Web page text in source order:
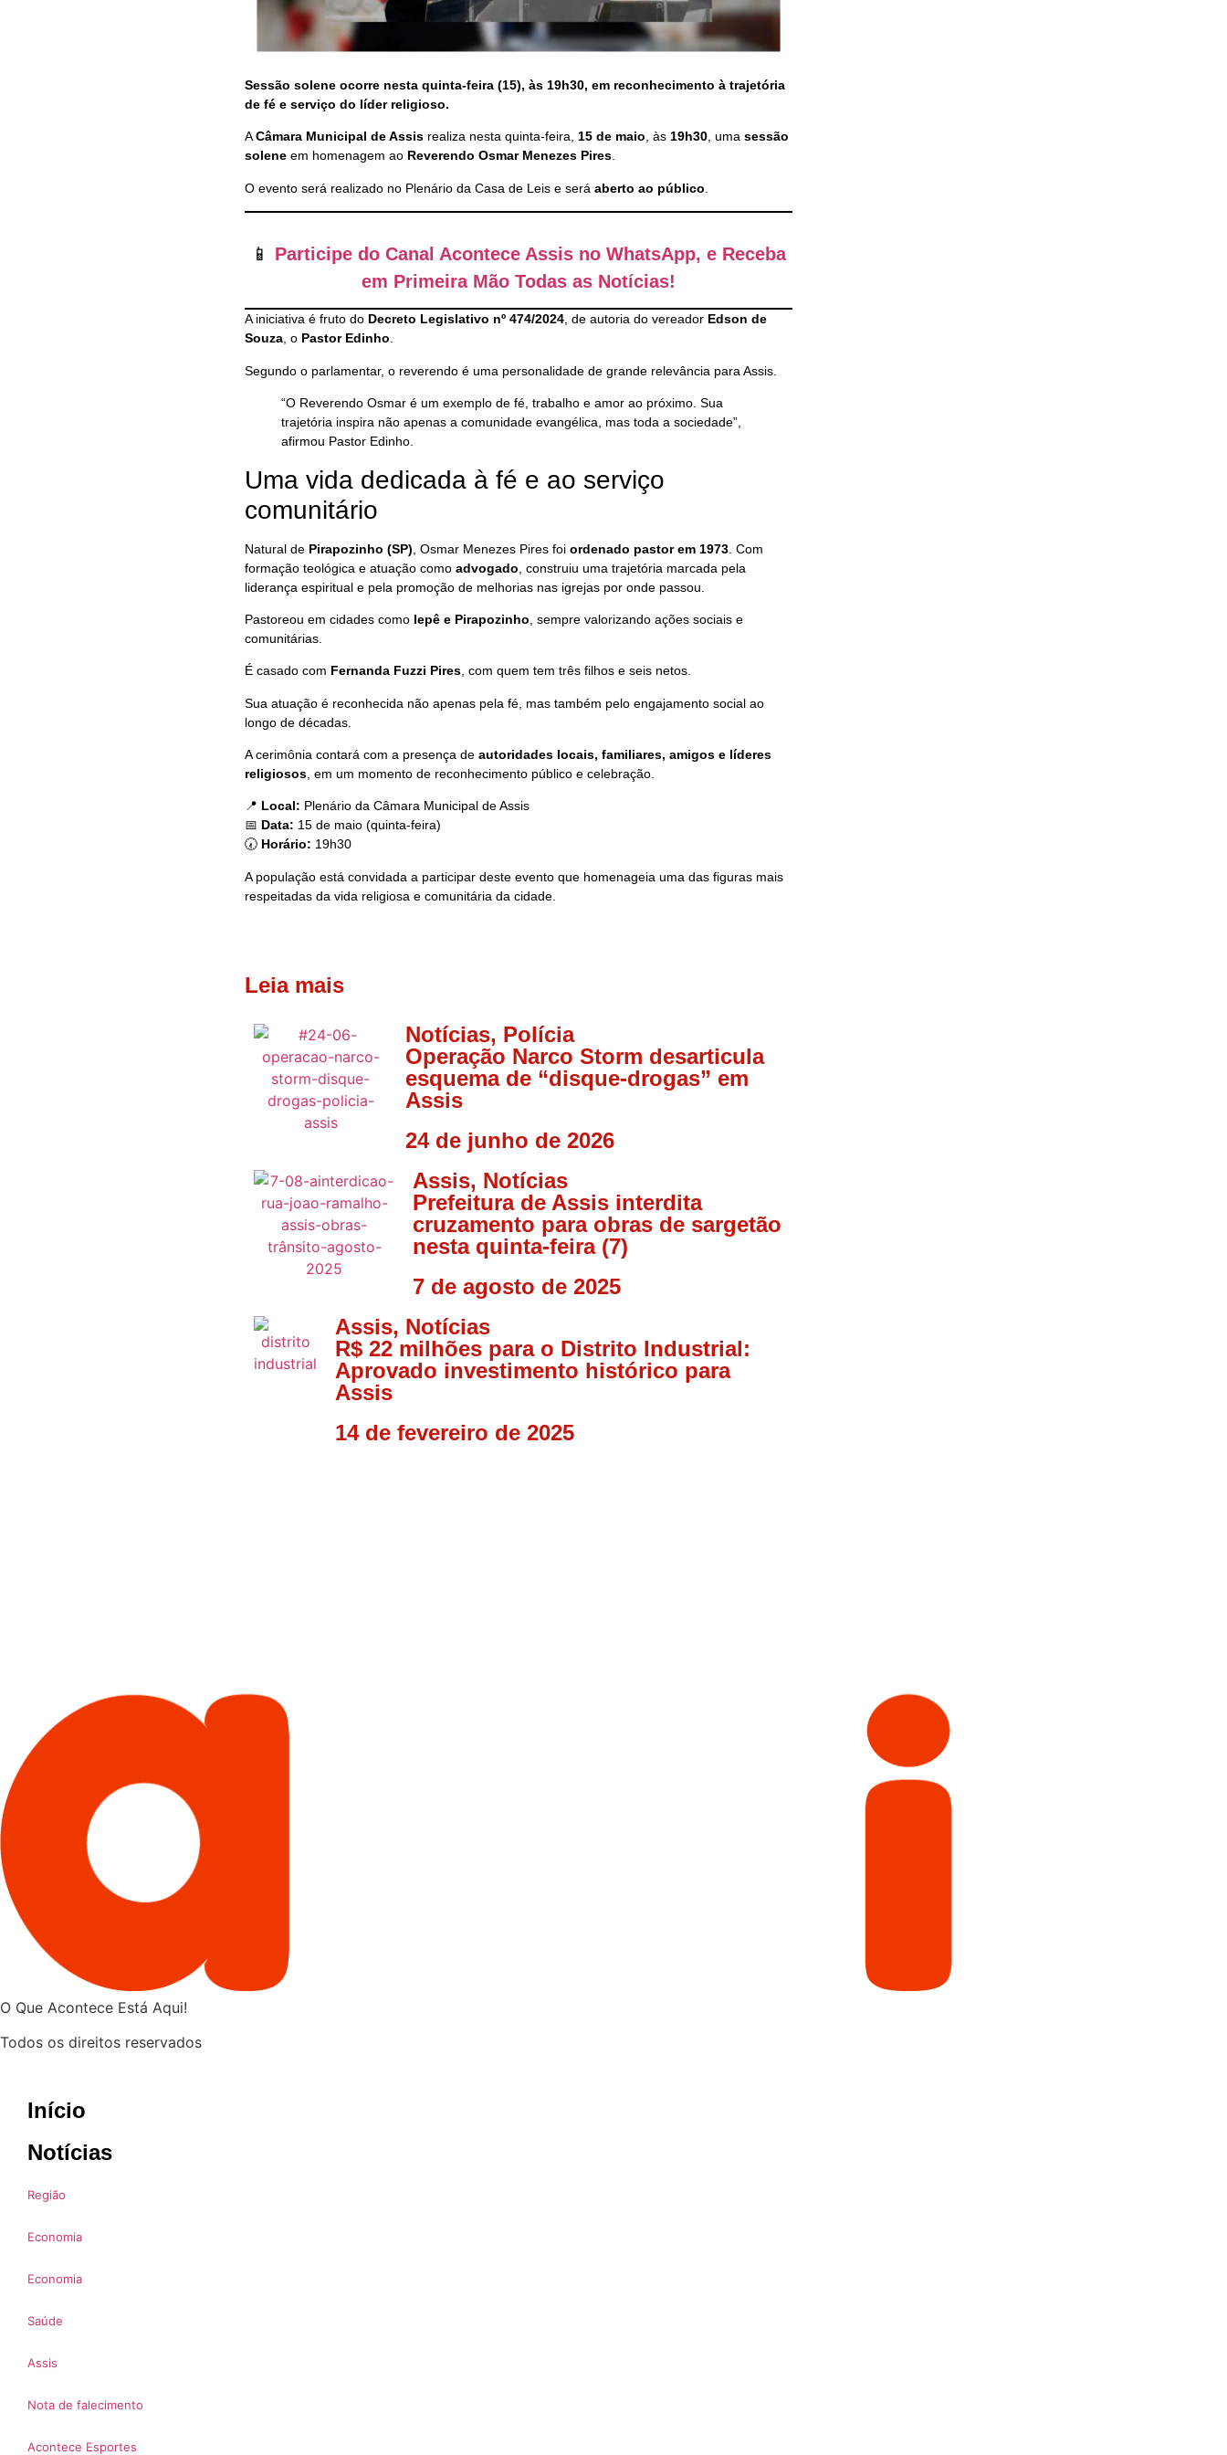
Sessão solene ocorre nesta quinta-feira (15), às 19h30, em reconhecimento à trajetória
de fé e serviço do líder religioso.
ACâmara Municipal de Assis realiza nesta quinta-feira, 15 de maio , às 19h30 , uma sessão
solene em homenagem ao Reverendo Osmar Menezes Pires
O evento será realizado no Plenário da Casa de Leis e será aberto ao público
📱 Participe do Canal Acontece Assis no WhatsApp, e Receba
em Primeira Mão Todas as Notícias!
A iniciativa é fruto do Decreto Legislativo nº 474/2024, de autoria do vereador Edson de
Souza, o Pastor Edinho.
Segundo o parlamentar, o reverendo é uma personalidade de grande relevância para Assis.
“O Reverendo Osmar é um exemplo de fé, trabalho e amor ao próximo. Sua
trajetória inspira não apenas a comunidade evangélica, mas toda a sociedade”,
afirmou Pastor Edinho.
Uma vida dedicada à fé e ao serviço
comunitário
Natural de Pirapozinho (SP) , Osmar Menezes Pires foi ordenado pastor em 1973 . Com
formação teológica e atuação como advogado , construiu uma trajetória marcada pela
liderança espiritual e pela promoção de melhorias nas igrejas por onde passou.
Pastoreou em cidades como Iepê e Pirapozinho , sempre valorizando ações sociais e
comunitárias.
É casado com Fernanda Fuzzi Pires, com quem tem três filhos e seis netos.
Sua atuação é reconhecida não apenas pela fé, mas também pelo engajamento social ao
longo de décadas.
A cerimônia contará com a presença de autoridades locais, familiares, amigos e líderes
religiosos , em um momento de reconhecimento público e celebração.
📍 Local: Plenário da Câmara Municipal de Assis
📅 Data: 15 de maio (quinta-feira)
🕢 Horário: 19h30
A população está convidada a participar deste evento que homenageia uma das figuras mais
respeitadas da vida religiosa e comunitária da cidade.
Leia mais
Notícias, Polícia
Operação Narco Storm desarticula
esquema de “disque-drogas” em
Assis
24 de junho de 2026
Assis, Notícias
Prefeitura de Assis interdita
cruzamento para obras de sargetão
nesta quinta-feira (7)
7 de agosto de 2025
Assis, Notícias
R$ 22 milhões para o Distrito Industrial:
Aprovado investimento histórico para
Assis
14 de fevereiro de 2025
O Que Acontece Está Aqui!
Todos os direitos reservados
Início
Notícias
Região
Economia
Economia
Saúde
Assis
Nota de falecimento
Acontece Esportes